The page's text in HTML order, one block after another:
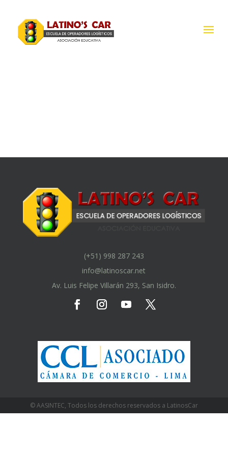
(+51) 998 287 243
info@latinoscar.net
Av. Luis Felipe Villarán 293, San Isidro.
© AASINTEC, Todos los derechos reservados a LatinosCar